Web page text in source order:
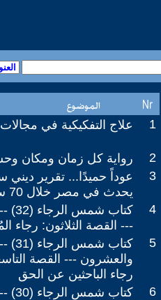
علاج التفكيكية في 1
رواية كل زمان ومكان
2
عوداً حميدًا... تقرير
يحدث في مصر خلال 70 سنة الماضية!!!
3
كتاب
--- القصة الثلاثون: رجاء
4
كتاب
والعشرون --- القصة
رجاء الباحثين عن الحق
5
كتاب
6